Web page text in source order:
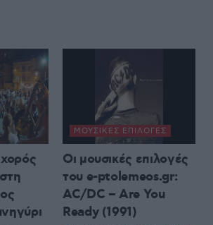
ΜΟΥΣΙΚΈΣ ΕΠΙΛΟΓΈΣ
Οι μουσικές επιλογές
του e-ptolemeos.gr:
AC/DC – Are You
Ready (1991)